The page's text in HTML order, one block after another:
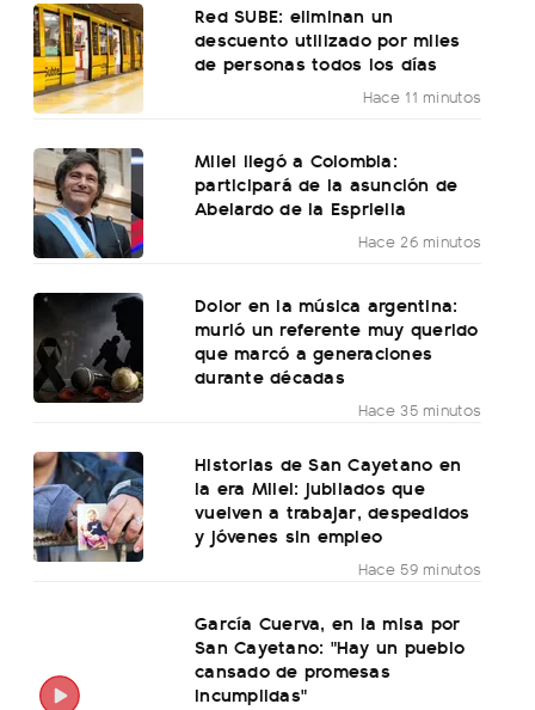
Red SUBE: eliminan un
descuento utilizado por miles
de personas todos los días
Hace 11 minutos
Milei llegó a Colombia:
participará de la asunción de
Abelardo de la Espriella
Hace 26 minutos
Dolor en la música argentina:
murió un referente muy querido
que marcó a generaciones
durante décadas
Hace 35 minutos
Historias de San Cayetano en
la era Milei: jubilados que
vuelven a trabajar, despedidos
y jóvenes sin empleo
Hace 59 minutos
García Cuerva, en la misa por
San Cayetano: "Hay un pueblo
cansado de promesas
incumplidas"